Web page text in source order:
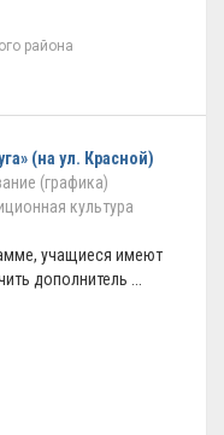
района
(на ул. Красной)
(графика)
культура
учащиеся имеют
дополнитель ...